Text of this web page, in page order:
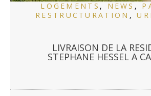
LOGEMENTS , NEWS ,
RESTRUCTURATION ,
LIVRAISON DE LA
STEPHANE HESSEL A